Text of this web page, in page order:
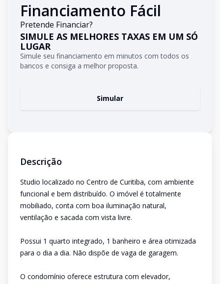
Financiamento Fácil
Pretende Financiar?
SIMULE AS MELHORES TAXAS EM UM SÓ
LUGAR
Simule seu financiamento em minutos com todos os
bancos e consiga a melhor proposta.
Simular
Descrição
Studio localizado no Centro de Curitiba, com ambiente
funcional e bem distribuído. O imóvel é totalmente
mobiliado, conta com boa iluminação natural,
ventilação e sacada com vista livre.
Possui 1 quarto integrado, 1 banheiro e área otimizada
para o dia a dia. Não dispõe de vaga de garagem.
O condomínio oferece estrutura com elevador,